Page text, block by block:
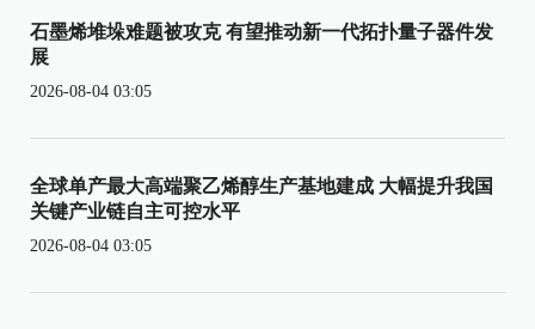
石墨烯堆垛难题被攻克 有望推动新一代拓扑量子器件发
展
2026-08-04 03:05
全球单产最大高端聚乙烯醇生产基地建成 大幅提升我国
关键产业链自主可控水平
2026-08-04 03:05